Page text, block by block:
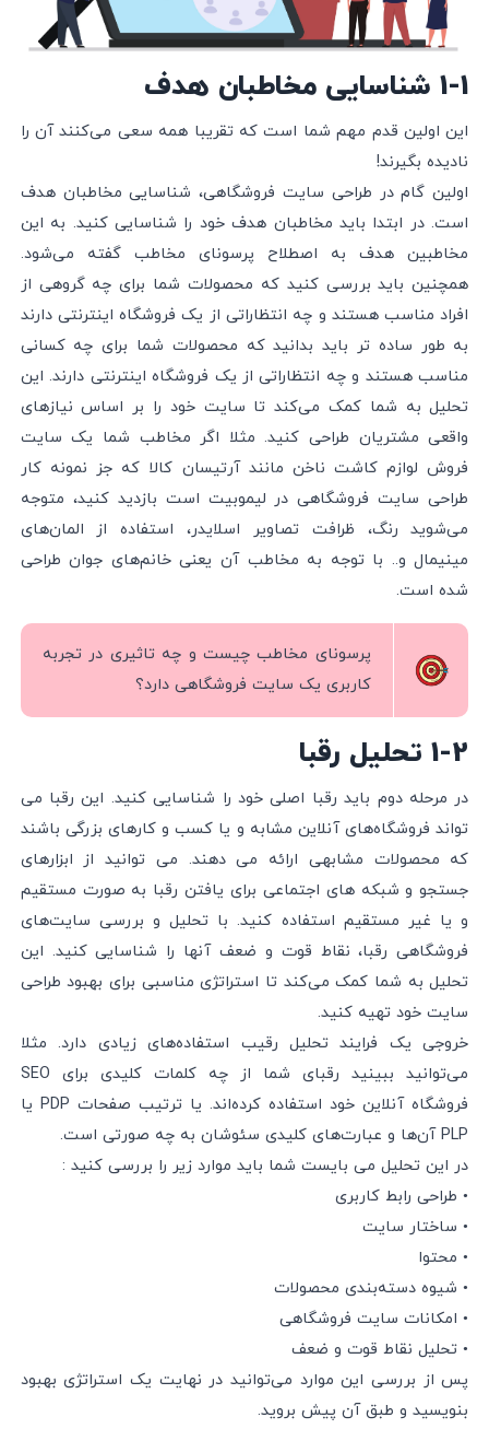
1-1 شناسایی مخاطبان هدف
این اولین قدم مهم شما است که تقریبا همه سعی می‌کنند آن را
نادیده بگیرند!
اولین گام در طراحی سایت فروشگاهی، شناسایی مخاطبان هدف
است. در ابتدا باید مخاطبان هدف خود را شناسایی کنید. به این
مخاطبین هدف به اصطلاح پرسونای مخاطب گفته می‌شود.
همچنین باید بررسی کنید که محصولات شما برای چه گروهی از
افراد مناسب هستند و چه انتظاراتی از یک فروشگاه اینترنتی دارند
به طور ساده تر باید بدانید که محصولات شما برای چه کسانی
مناسب هستند و چه انتظاراتی از یک فروشگاه اینترنتی دارند. این
تحلیل به شما کمک می‌کند تا سایت خود را بر اساس نیازهای
واقعی مشتریان طراحی کنید. مثلا اگر مخاطب شما یک سایت
فروش لوازم کاشت ناخن مانند آرتیسان کالا که جز نمونه کار
طراحی سایت فروشگاهی در لیموبیت است بازدید کنید، متوجه
می‌شوید رنگ، ظرافت تصاویر اسلایدر، استفاده از المان‌های
مینیمال و.. با توجه به مخاطب آن یعنی خانم‌های جوان طراحی
شده است.
پرسونای مخاطب چیست و چه تاثیری در تجربه
کاربری یک سایت فروشگاهی دارد؟
1-2 تحلیل رقبا
در مرحله دوم باید رقبا اصلی خود را شناسایی کنید. این رقبا می
تواند فروشگاه‌های آنلاین مشابه و یا کسب و کارهای بزرگی باشند
که محصولات مشابهی ارائه می دهند. می توانید از ابزارهای
جستجو و شبکه های اجتماعی برای یافتن رقبا به صورت مستقیم
و یا غیر مستقیم استفاده کنید. با تحلیل و بررسی سایت‌های
فروشگاهی رقبا، نقاط قوت و ضعف آنها را شناسایی کنید. این
تحلیل به شما کمک می‌کند تا استراتژی مناسبی برای بهبود طراحی
سایت خود تهیه کنید.
خروجی یک فرایند تحلیل رقیب استفاده‌های زیادی دارد. مثلا
می‌توانید ببینید رقبای شما از چه کلمات کلیدی برای SEO
فروشگاه آنلاین خود استفاده کرده‌اند. یا ترتیب صفحات PDP‌ یا
PLP آن‌ها و عبارت‌های کلیدی سئوشان به چه صورتی است.
در این تحلیل می بایست شما باید موارد زیر را بررسی کنید :
• طراحی رابط کاربری
• ساختار سایت
• محتوا
• شیوه دسته‌بندی محصولات
• امکانات سایت فروشگاهی
• تحلیل نقاط قوت و ضعف
پس از بررسی این موارد می‌توانید در نهایت یک استراتژی بهبود
بنویسید و طبق آن پیش بروید.